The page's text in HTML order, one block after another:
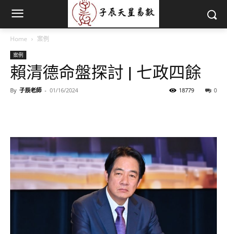
Home 案例
案例
賴清德命盤探討 | 七政四餘
By 子辰老師 - 01/16/2024 0
18779